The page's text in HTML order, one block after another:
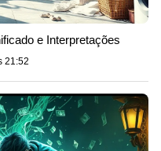
e Interpretações
21:52